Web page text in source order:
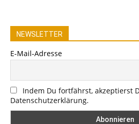
NEWSLETTER
E-Mail-Adresse
Indem Du fortfährst, akzeptierst
Datenschutzerklärung.